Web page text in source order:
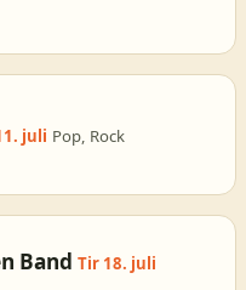
juli Pop, Rock
Band Tir 18. juli